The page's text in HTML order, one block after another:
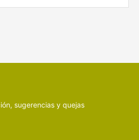
sugerencias y quejas